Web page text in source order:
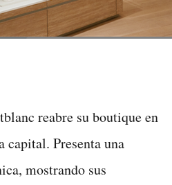
reabre su boutique en
Presenta una
mostrando sus